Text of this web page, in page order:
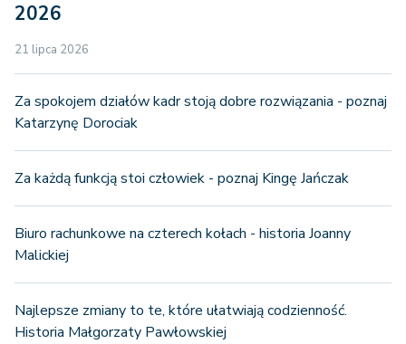
2026
21 lipca 2026
Za spokojem działów kadr stoją dobre rozwiązania - poznaj
Katarzynę Dorociak
Za każdą funkcją stoi człowiek - poznaj Kingę Jańczak
Biuro rachunkowe na czterech kołach - historia Joanny
Malickiej
Najlepsze zmiany to te, które ułatwiają codzienność.
Historia Małgorzaty Pawłowskiej